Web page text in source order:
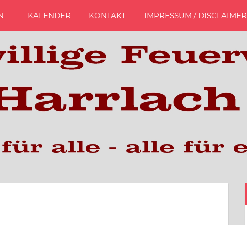
KALENDER KONTAKT IMPRESSUM / DISCLAIMER